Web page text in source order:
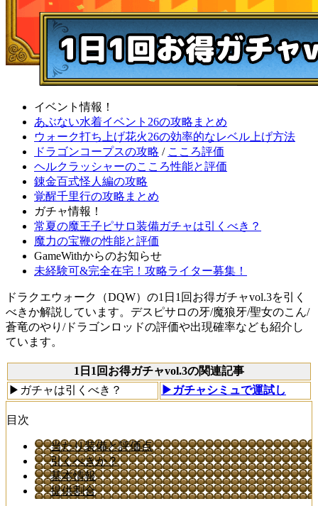
イベント情報！
あぶない水着イベント26の攻略まとめ
ウォーク打ち上げ花火26の効率的なレベル上げ方法
ドラゴンコープスの攻略 / こころ評価
ヘルクラッシャーのこころ性能と評価
錬金百式怪人編の攻略
覚醒千里行の攻略まとめ
ガチャ情報！
常夏の魔王子ピサロ装備ガチャは引くべき？
魔力の宝鞭の性能と評価
GameWithからのお知らせ
未経験可&完全在宅！攻略ライター募集！
ドラクエウォーク（DQW）の1日1回お得ガチャvol.3を引く
べきか解説しています。デスピサロの牙/魔狼牙/聖女のこん/
蒼竜のやり/ドラゴンロッドの評価や出現確率なども紹介し
ています。
1日1回お得ガチャvol.3の関連記事
▶ガチャは引くべき？
▶ガチャシミュで運試し
目次
当たり装備と評価点
引くべきか？
基本情報
提供割合